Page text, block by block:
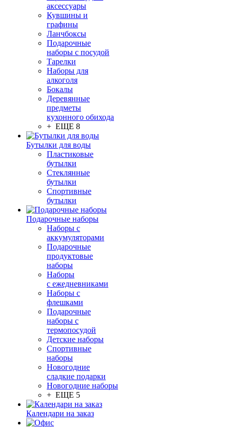
аксессуары
Кувшины и
графины
Ланчбоксы
Подарочные
наборы с посудой
Тарелки
Наборы для
алкоголя
Бокалы
Деревянные
предметы
кухонного обихода
+ ЕЩЕ 8
Бутылки для воды
Пластиковые
бутылки
Стеклянные
бутылки
Спортивные
бутылки
Подарочные наборы
Наборы с
аккумуляторами
Подарочные
продуктовые
наборы
Наборы
с ежедневниками
Наборы с
флешками
Подарочные
наборы с
термопосудой
Детские наборы
Спортивные
наборы
Новогодние
сладкие подарки
Новогодние наборы
+ ЕЩЕ 5
Календари на заказ